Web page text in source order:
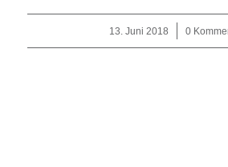
13. Juni 2018
/ 0